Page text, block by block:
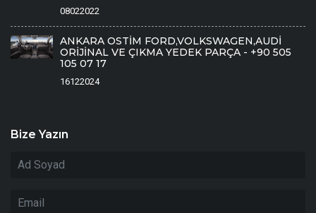
08022022
ANKARA OSTİM FORD,VOLKSWAGEN,AUDİ
ORİJİNAL VE ÇIKMA YEDEK PARÇA - +90 505
105 07 17
16122024
Bize Yazın